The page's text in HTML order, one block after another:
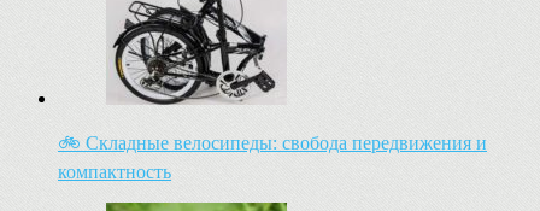
🚲 Складные велосипеды: свобода передвижения и
компактность